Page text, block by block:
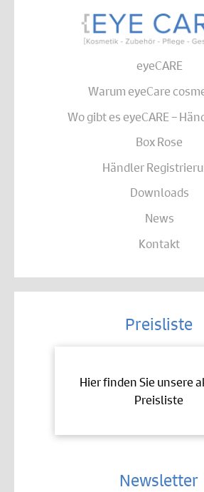
eyeCARE
Warum eyeCare
Wo gibt es eyeCARE –
Box Rose
Händler
Downloads
News
Kontakt
Preisliste
Hier finden Sie unsere
Preisliste
Newsletter